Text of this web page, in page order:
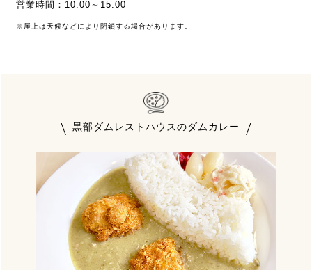
営業時間：10:00～15:00
※屋上は天候などにより閉鎖する場合があります。
黒部ダムレストハウスのダムカレー